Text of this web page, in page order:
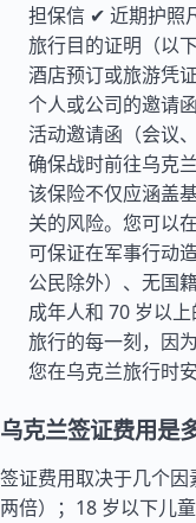
担保信 ✔ 近期护照
旅行目的证明（以
酒店预订或旅游凭证
个人或公司的邀请函
活动邀请函（会议
确保战时前往乌克
该保险不仅应涵盖
关的风险。您可以
可保证在军事行动
公民除外）、无国
成年人和 70 岁以
旅行的每一刻，因
您在乌克兰旅行时
乌克兰签证费用是
签证费用取决于几个
两倍）；18 岁以下儿